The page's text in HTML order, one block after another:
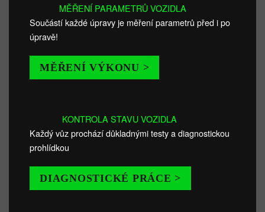
MĚŘENÍ PARAMETRŮ VOZIDLA
Součástí každé úpravy je měření parametrů před i po
úpravě!
MĚŘENÍ VÝKONU >
KONTROLA STAVU VOZIDLA
Každý vůz prochází důkladnými testy a diagnostickou
prohlídkou
DIAGNOSTICKÉ PRÁCE >